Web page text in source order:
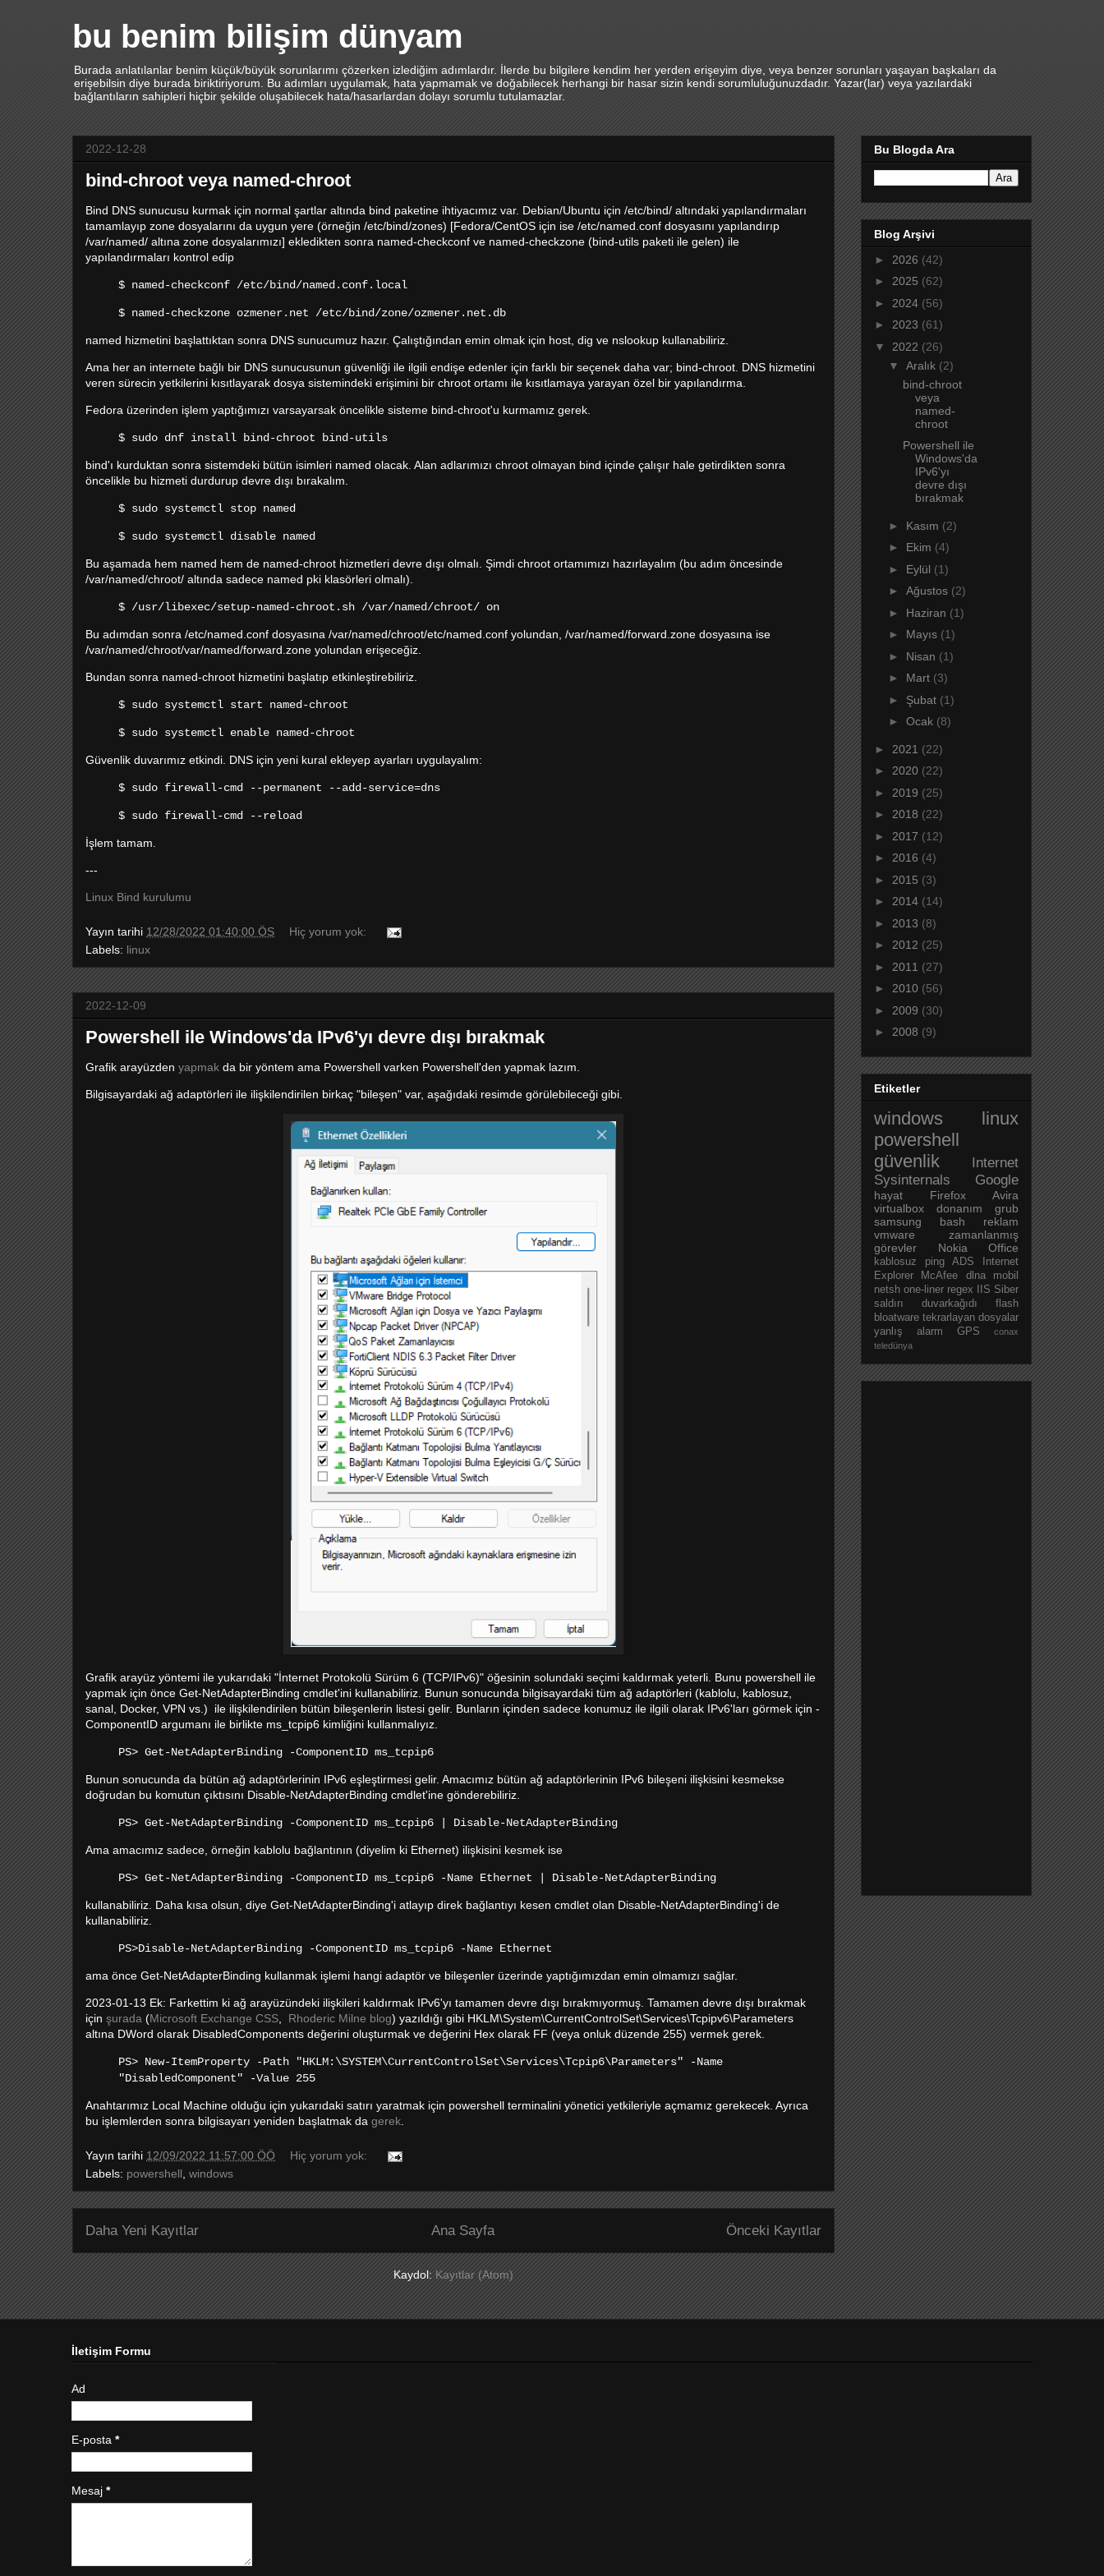
bu benim bilişim dünyam
Burada anlatılanlar benim küçük/büyük sorunlarımı çözerken izlediğim adımlardır. İlerde bu bilgilere kendim her yerden erişeyim diye, veya benzer sorunları yaşayan başkaları da
erişebilsin diye burada biriktiriyorum. Bu adımları uygulamak, hata yapmamak ve doğabilecek herhangi bir hasar sizin kendi sorumluluğunuzdadır. Yazar(lar) veya yazılardaki
bağlantıların sahipleri hiçbir şekilde oluşabilecek hata/hasarlardan dolayı sorumlu tutulamazlar.
2022-12-28
bind-chroot veya named-chroot
Bind DNS sunucusu kurmak için normal şartlar altında bind paketine ihtiyacımız var. Debian/Ubuntu için /etc/bind/ altındaki yapılandırmaları
tamamlayıp zone dosyalarını da uygun yere (örneğin /etc/bind/zones) [Fedora/CentOS için ise /etc/named.conf dosyasını yapılandırıp
/var/named/ altına zone dosyalarımızı] ekledikten sonra named-checkconf ve named-checkzone (bind-utils paketi ile gelen) ile
yapılandırmaları kontrol edip
$ named-checkconf /etc/bind/named.conf.local
$ named-checkzone ozmener.net /etc/bind/zone/ozmener.net.db
named hizmetini başlattıktan sonra DNS sunucumuz hazır. Çalıştığından emin olmak için host, dig ve nslookup kullanabiliriz.
Ama her an internete bağlı bir DNS sunucusunun güvenliği ile ilgili endişe edenler için farklı bir seçenek daha var; bind-chroot. DNS hizmetini
veren sürecin yetkilerini kısıtlayarak dosya sistemindeki erişimini bir chroot ortamı ile kısıtlamaya yarayan özel bir yapılandırma.
Fedora üzerinden işlem yaptığımızı varsayarsak öncelikle sisteme bind-chroot'u kurmamız gerek.
$ sudo dnf install bind-chroot bind-utils
bind'ı kurduktan sonra sistemdeki bütün isimleri named olacak. Alan adlarımızı chroot olmayan bind içinde çalışır hale getirdikten sonra
öncelikle bu hizmeti durdurup devre dışı bırakalım.
$ sudo systemctl stop named
$ sudo systemctl disable named
Bu aşamada hem named hem de named-chroot hizmetleri devre dışı olmalı. Şimdi chroot ortamımızı hazırlayalım (bu adım öncesinde
/var/named/chroot/ altında sadece named pki klasörleri olmalı).
$ /usr/libexec/setup-named-chroot.sh /var/named/chroot/ on
Bu adımdan sonra /etc/named.conf dosyasına /var/named/chroot/etc/named.conf yolundan, /var/named/forward.zone dosyasına ise
/var/named/chroot/var/named/forward.zone yolundan erişeceğiz.
Bundan sonra named-chroot hizmetini başlatıp etkinleştirebiliriz.
$ sudo systemctl start named-chroot
$ sudo systemctl enable named-chroot
Güvenlik duvarımız etkindi. DNS için yeni kural ekleyep ayarları uygulayalım:
$ sudo firewall-cmd --permanent --add-service=dns
$ sudo firewall-cmd --reload
İşlem tamam.
---
Linux Bind kurulumu
Yayın tarihi 12/28/2022 01:40:00 ÖS
Hiç yorum yok:
Labels: linux
2022-12-09
Powershell ile Windows'da IPv6'yı devre dışı bırakmak
Grafik arayüzden yapmak da bir yöntem ama Powershell varken Powershell'den yapmak lazım.
Bilgisayardaki ağ adaptörleri ile ilişkilendirilen birkaç "bileşen" var, aşağıdaki resimde görülebileceği gibi.
Grafik arayüz yöntemi ile yukarıdaki "İnternet Protokolü Sürüm 6 (TCP/IPv6)" öğesinin solundaki seçimi kaldırmak yeterli. Bunu powershell ile
yapmak için önce Get-NetAdapterBinding cmdlet'ini kullanabiliriz. Bunun sonucunda bilgisayardaki tüm ağ adaptörleri (kablolu, kablosuz,
sanal, Docker, VPN vs.) ile ilişkilendirilen bütün bileşenlerin listesi gelir. Bunların içinden sadece konumuz ile ilgili olarak IPv6'ları görmek için -
ComponentID argumanı ile birlikte ms_tcpip6 kimliğini kullanmalıyız.
PS> Get-NetAdapterBinding -ComponentID ms_tcpip6
Bunun sonucunda da bütün ağ adaptörlerinin IPv6 eşleştirmesi gelir. Amacımız bütün ağ adaptörlerinin IPv6 bileşeni ilişkisini kesmekse
doğrudan bu komutun çıktısını Disable-NetAdapterBinding cmdlet'ine gönderebiliriz.
PS> Get-NetAdapterBinding -ComponentID ms_tcpip6 | Disable-NetAdapterBinding
Ama amacımız sadece, örneğin kablolu bağlantının (diyelim ki Ethernet) ilişkisini kesmek ise
PS> Get-NetAdapterBinding -ComponentID ms_tcpip6 -Name Ethernet | Disable-NetAdapterBinding
kullanabiliriz. Daha kısa olsun, diye Get-NetAdapterBinding'i atlayıp direk bağlantıyı kesen cmdlet olan Disable-NetAdapterBinding'i de
kullanabiliriz.
PS>Disable-NetAdapterBinding -ComponentID ms_tcpip6 -Name Ethernet
ama önce Get-NetAdapterBinding kullanmak işlemi hangi adaptör ve bileşenler üzerinde yaptığımızdan emin olmamızı sağlar.
2023-01-13 Ek: Farkettim ki ağ arayüzündeki ilişkileri kaldırmak IPv6'yı tamamen devre dışı bırakmıyormuş. Tamamen devre dışı bırakmak
için şurada (Microsoft Exchange CSS Rhoderic Milne blog) yazıldığı gibi HKLM\System\CurrentControlSet\Services\Tcpipv6\Parameters
altına DWord olarak DisabledComponents değerini oluşturmak ve değerini Hex olarak FF (veya onluk düzende 255) vermek gerek.
PS> New-ItemProperty -Path "HKLM:\SYSTEM\CurrentControlSet\Services\Tcpip6\Parameters" -Name
"DisabledComponent" -Value 255
Anahtarımız Local Machine olduğu için yukarıdaki satırı yaratmak için powershell terminalini yönetici yetkileriyle açmamız gerekecek. Ayrıca
bu işlemlerden sonra bilgisayarı yeniden başlatmak da gerek
Yayın tarihi 12/09/2022 11:57:00 ÖÖ
Hiç yorum yok:
Labels: powershell windows
Daha Yeni Kayıtlar Önceki Kayıtlar
Ana Sayfa
Kaydol:Kayıtlar (Atom)
Bu Blogda Ara
Blog Arşivi
► 2026 (42)
► 2025 (62)
► 2024 (56)
► 2023 (61)
▼ 2022 (26)
▼ Aralık (2)
bind-chroot
veya
named-
chroot
Powershell ile
Windows'da
IPv6'yı
devre dışı
bırakmak
► Kasım (2)
► Ekim (4)
► Eylül (1)
► Ağustos (2)
► Haziran (1)
► Mayıs (1)
► Nisan (1)
► Mart (3)
► Şubat (1)
► Ocak (8)
► 2021 (22)
► 2020 (22)
► 2019 (25)
► 2018 (22)
► 2017 (12)
► 2016 (4)
► 2015 (3)
► 2014 (14)
► 2013 (8)
► 2012 (25)
► 2011 (27)
► 2010 (56)
► 2009 (30)
► 2008 (9)
Etiketler
windows
linux
powershell
güvenlik
Internet
Sysinternals
Google
hayat Firefox
Avira
virtualbox
donanım
grub
samsung
bash
reklam
vmware
zamanlanmış
görevler
Nokia Office
kablosuz ping ADS
Internet
Explorer
McAfee dlna
mobil
netsh one-liner regex IIS Siber
saldırı
duvarkağıdı
flash
bloatware tekrarlayan dosyalar
yanlış alarm
GPS
conax
teledünya
İletişim Formu
Ad
E-posta *
Mesaj *